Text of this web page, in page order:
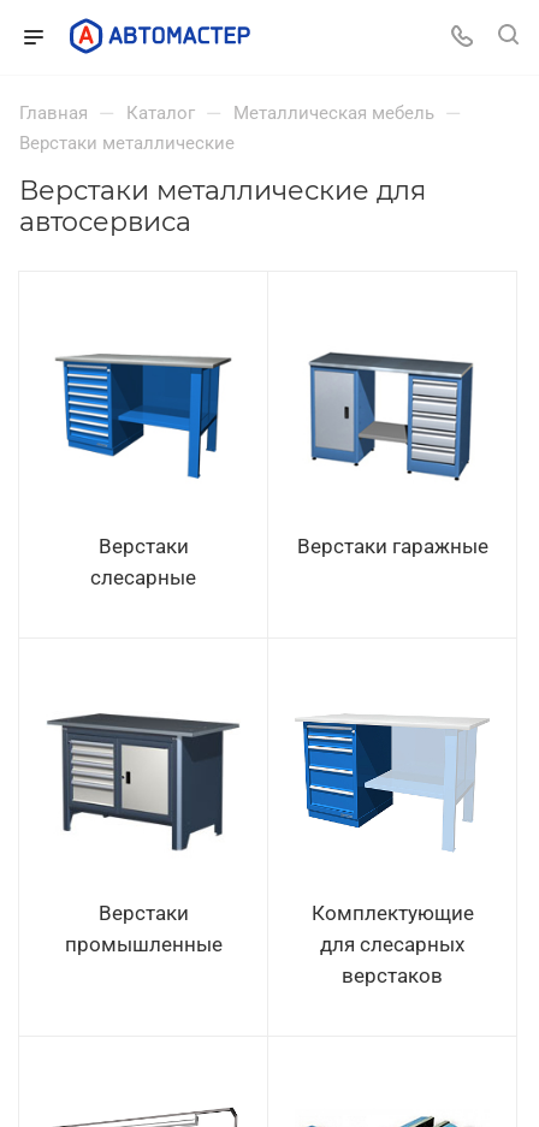
Главная — Каталог — Металлическая мебель —
Верстаки металлические
Верстаки металлические для
автосервиса
Верстаки
слесарные
Верстаки гаражные
Верстаки
промышленные
Комплектующие
для слесарных
верстаков